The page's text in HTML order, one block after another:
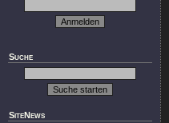
Suche
SiteNews